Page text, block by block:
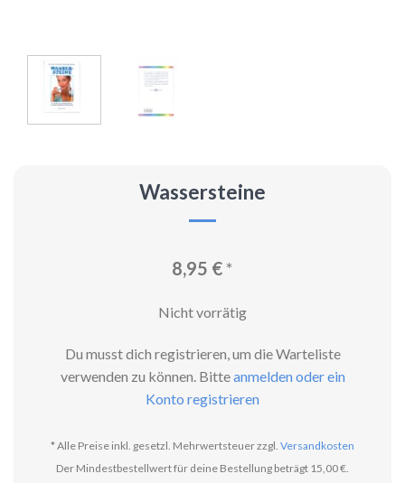
Wassersteine
8,95 €*
Nicht vorrätig
Du musst dich registrieren, um die Warteliste
verwenden zu können. Bitteanmelden oder ein
Konto registrieren
* Alle Preise inkl. gesetzl. Mehrwertsteuer zzgl. Versandkosten
Der Mindestbestellwert für deine Bestellung beträgt 15,00 €.